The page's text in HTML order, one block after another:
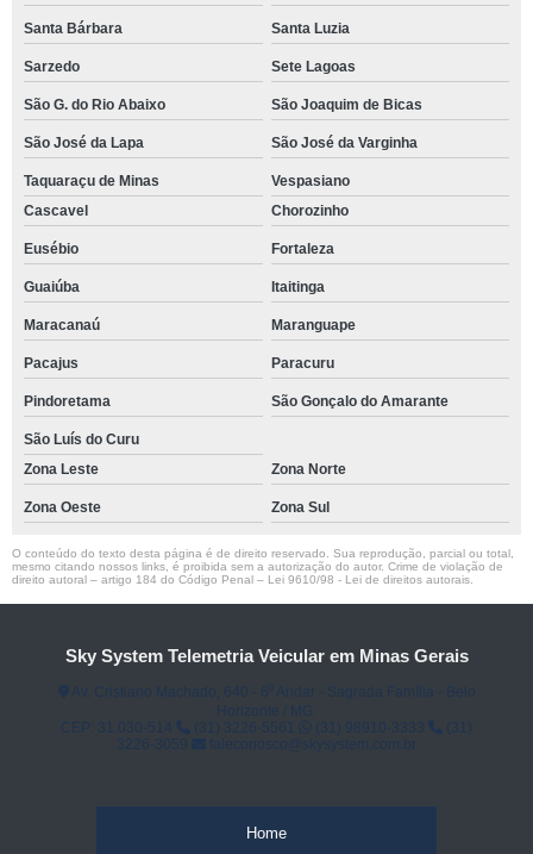
Santa Bárbara Santa Luzia
Sarzedo Sete Lagoas
São G. do Rio Abaixo São Joaquim de Bicas
São José da Lapa São José da Varginha
Taquaraçu de Minas
Vespasiano
Cascavel
Chorozinho
Eusébio Fortaleza
Guaiúba Itaitinga
Maracanaú Maranguape
Pacajus Paracuru
Pindoretama São Gonçalo do Amarante
São Luís do Curu
Zona Leste
Zona Norte
Zona Oeste Zona Sul
O conteúdo do texto desta página é de direito reservado. Sua reprodução, parcial ou total,
mesmo citando nossos links, é proibida sem a autorização do autor. Crime de violação de
direito autoral – artigo 184 do Código Penal – Lei 9610/98 - Lei de direitos autorais
Sky System Telemetria Veicular em Minas Gerais
Home